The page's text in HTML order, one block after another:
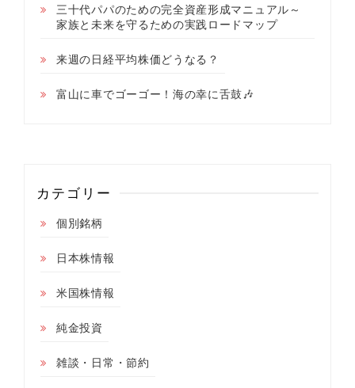
三十代パパのための完全資産形成マニュアル～
家族と未来を守るための実践ロードマップ
来週の日経平均株価どうなる？
富山に車でゴーゴー！海の幸に舌鼓🎶
カテゴリー
個別銘柄
日本株情報
米国株情報
純金投資
雑談・日常・節約